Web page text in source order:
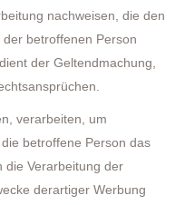
nachweisen, die den
betroffenen Person
der Geltendmachung,
verarbeiten, um
betroffene Person das
die Verarbeitung der
derartiger Werbung